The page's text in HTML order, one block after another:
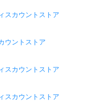
スカウントストア
ウントストア
スカウントストア
スカウントストア